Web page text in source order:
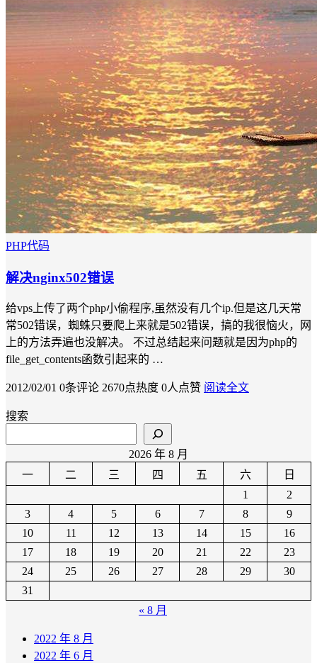
PHP代码
解决nginx502错误
给vps上传了两个php小偷程序,虽然没有几个ip.但是这几天常
常502错误，蜘蛛只要爬上来就是502错误，搞的我很恼火，网
上的方法弄遍也没解决。 不过总结起来问题就是因为php的
file_get_contents函数引起来的 …
2012/02/01 0条评论 2670点热度 0人点赞 阅读全文
搜索
2026 年 8 月
一
二 三 四 五 六
日
1
2
3
4 5 6 7 8
9
10
11 12 13 14 15
16
17
18 19 20 21 22
23
24
25 26 27 28 29
30
31
« 8 月
2022 年 8 月
2022 年 6 月